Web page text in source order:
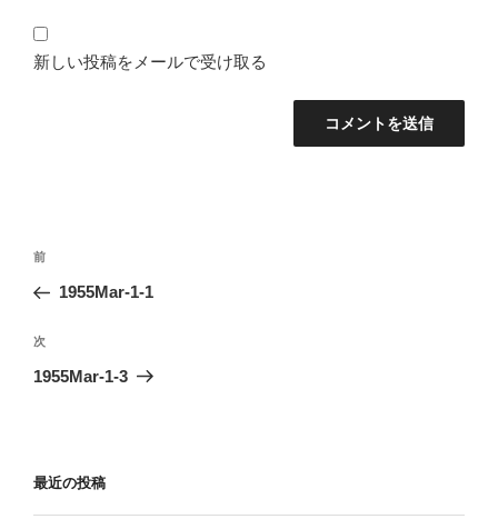
新しい投稿をメールで受け取る
投
ナ
ビ
ゲ
ン
前
の
稿
前
1955Mar-1-1
次
の
次
1955Mar-1-3
最近の投稿